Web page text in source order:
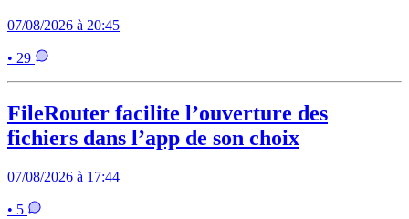
07/08/2026 à 20:45
• 29
FileRouter facilite l’ouverture des
fichiers dans l’app de son choix
07/08/2026 à 17:44
• 5